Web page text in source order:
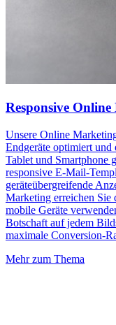
Responsive
Unsere Online
Endgeräte optimiert
Tablet und Smartphone
responsive E-Mail-
geräteübergreifende
Marketing erreichen Sie
mobile Geräte
Botschaft auf jedem
maximale Conversion-
Mehr zum Thema